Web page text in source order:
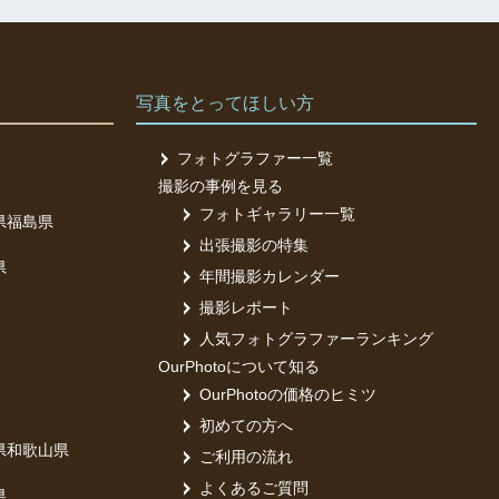
福島県
和歌山県
写真をとってほしい方
フォトグラファー一覧
撮影の事例を見る
フォトギャラリー一覧
出張撮影の特集
年間撮影カレンダー
撮影レポート
人気フォトグラファーランキング
OurPhotoについて知る
OurPhotoの価格のヒミツ
初めての方へ
ご利用の流れ
よくあるご質問